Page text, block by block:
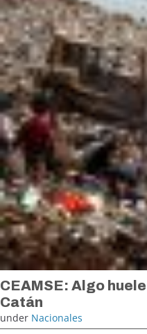
CEAMSE: Algo
Catán
under Nacionales